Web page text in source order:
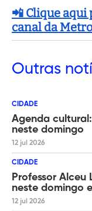
📲 Clique
canal da
Outras
CIDADE
Agenda
neste domingo
12 jul 2026
CIDADE
Professor Alceu
neste domingo
12 jul 2026